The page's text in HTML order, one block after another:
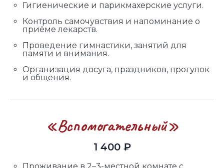
Гигиенические и парикмахерские услуги.
Контроль самочувствия и напоминание о
приёме лекарств.
Проведение гимнастики, занятий для
памяти и внимания.
Организация досуга, праздников, прогулок
и общения.
«Вспомогательный»
1 400 ₽